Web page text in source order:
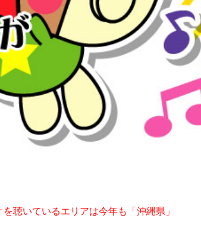
聴いているエリアは今年も「沖縄県」